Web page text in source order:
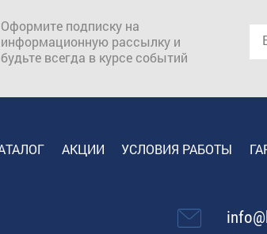
Оформите подписку на
информационную рассылку и
будьте всегда в курсе событий
АКЦИИ УСЛОВИЯ РАБОТЫ